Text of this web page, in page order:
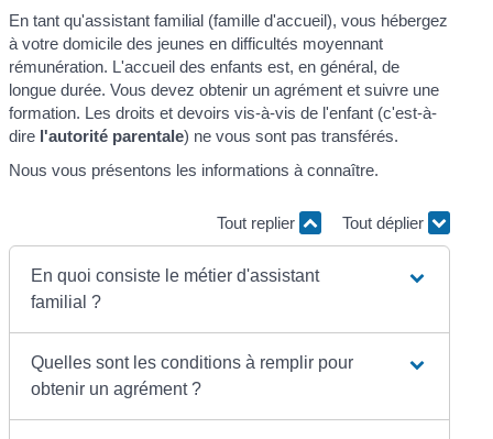
En tant qu'assistant familial (famille d'accueil), vous hébergez
à votre domicile des jeunes en difficultés moyennant
rémunération. L'accueil des enfants est, en général, de
longue durée. Vous devez obtenir un agrément et suivre une
formation. Les droits et devoirs vis-à-vis de l'enfant (c'est-à-
dire l'autorité parentale) ne vous sont pas transférés.
Nous vous présentons les informations à connaître.
Tout replier Tout déplier
En quoi consiste le métier d'assistant
familial ?
Quelles sont les conditions à remplir pour
obtenir un agrément ?